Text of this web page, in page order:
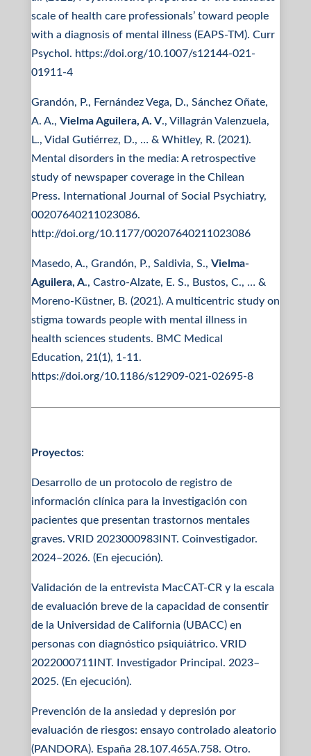
scale of health care professionals’ toward people
with a diagnosis of mental illness (EAPS-TM). Curr
Psychol. https://doi.org/10.1007/s12144-021-
01911-4
Grandón, P., Fernández Vega, D., Sánchez Oñate,
A. A., Vielma Aguilera, A. V., Villagrán Valenzuela,
L., Vidal Gutiérrez, D., … & Whitley, R. (2021).
Mental disorders in the media: A retrospective
study of newspaper coverage in the Chilean
Press. International Journal of Social Psychiatry,
00207640211023086.
http://doi.org/10.1177/00207640211023086
Masedo, A., Grandón, P., Saldivia, S., Vielma-
Aguilera, A., Castro-Alzate, E. S., Bustos, C., … &
Moreno-Küstner, B. (2021). A multicentric study on
stigma towards people with mental illness in
health sciences students. BMC Medical
Education, 21(1), 1-11.
https://doi.org/10.1186/s12909-021-02695-8
Proyectos:
Desarrollo de un protocolo de registro de
información clínica para la investigación con
pacientes que presentan trastornos mentales
graves. VRID 2023000983INT. Coinvestigador.
2024–2026. (En ejecución).
Validación de la entrevista MacCAT-CR y la escala
de evaluación breve de la capacidad de consentir
de la Universidad de California (UBACC) en
personas con diagnóstico psiquiátrico. VRID
2022000711INT. Investigador Principal. 2023–
2025. (En ejecución).
Prevención de la ansiedad y depresión por
evaluación de riesgos: ensayo controlado aleatorio
(PANDORA). España 28.107.465A.758. Otro.